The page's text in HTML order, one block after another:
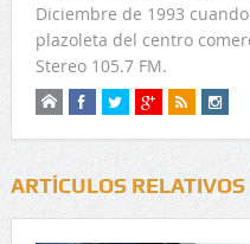
Diciembre de 1993
plazoleta del centro
Stereo 105.7 FM.
ARTÍCULOS RELATIVOS